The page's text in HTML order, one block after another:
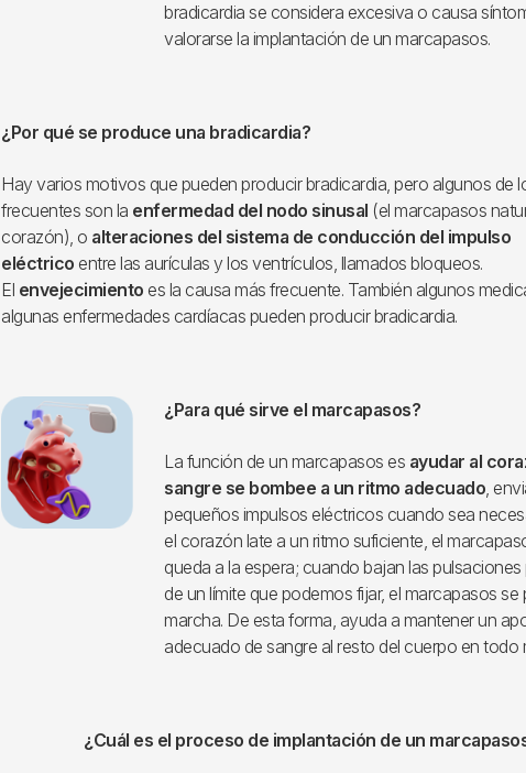
bradicardia se considera excesiva o causa
valorarse la implantación de un marcapasos.
¿Por qué se produce una bradicardia?
Hay varios motivos que pueden producir bradicardia, pero algunos de
frecuentes son la enfermedad del nodo sinusal (el marcapasos
corazón), o alteraciones del sistema de conducción del impulso
eléctrico entre las aurículas y los ventrículos, llamados bloqueos.
El envejecimiento es la causa más frecuente. También algunos
algunas enfermedades cardíacas pueden producir bradicardia.
¿Para qué sirve el marcapasos?
La función de un marcapasos es ayudar al
sangre se bombee a un ritmo adecuado,
pequeños impulsos eléctricos cuando sea
el corazón late a un ritmo suficiente, el
queda a la espera; cuando bajan las
de un límite que podemos fijar, el marcapasos se
marcha. De esta forma, ayuda a mantener un
adecuado de sangre al resto del cuerpo en todo
¿Cuál es el proceso de implantación de un